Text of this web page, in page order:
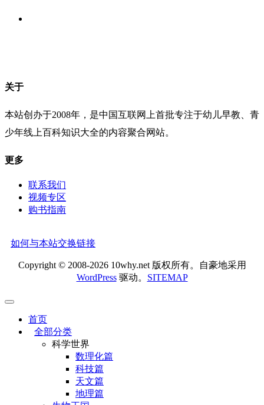
关于
本站创办于2008年，是中国互联网上首批专注于幼儿早教、青
少年线上百科知识大全的内容聚合网站。
更多
联系我们
视频专区
购书指南
如何与本站交换链接
Copyright © 2008-2026 10why.net 版权所有。自豪地采用
WordPress驱动。 SITEMAP
首页
全部分类
科学世界
数理化篇
科技篇
天文篇
地理篇